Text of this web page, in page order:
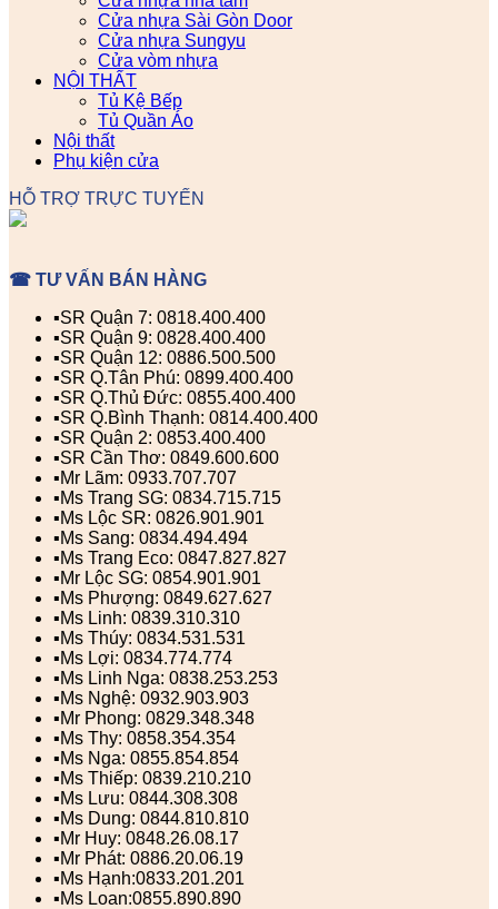
Cửa nhựa Sài Gòn Door
Cửa nhựa Sungyu
Cửa vòm nhựa
NỘI THẤT
Tủ Kệ Bếp
Tủ Quần Áo
Nội thất
Phụ kiện cửa
HỖ TRỢ TRỰC TUYẾN
☎ TƯ VẤN BÁN HÀNG
▪️SR Quận 7: 0818.400.400
▪️SR Quận 9: 0828.400.400
▪️SR Quận 12: 0886.500.500
▪️SR Q.Tân Phú: 0899.400.400
▪️SR Q.Thủ Đức: 0855.400.400
▪️SR Q.Bình Thạnh: 0814.400.400
▪️SR Quận 2: 0853.400.400
▪️SR Cần Thơ: 0849.600.600
▪️Mr Lãm: 0933.707.707
▪️Ms Trang SG: 0834.715.715
▪️Ms Lộc SR: 0826.901.901
▪️Ms Sang: 0834.494.494
▪️Ms Trang Eco: 0847.827.827
▪️Mr Lộc SG: 0854.901.901
▪️Ms Phượng: 0849.627.627
▪️Ms Linh: 0839.310.310
▪️Ms Thúy: 0834.531.531
▪️Ms Lợi: 0834.774.774
▪️Ms Linh Nga: 0838.253.253
▪️Ms Nghệ: 0932.903.903
▪️Mr Phong: 0829.348.348
▪️Ms Thy: 0858.354.354
▪️Ms Nga: 0855.854.854
▪️Ms Thiếp: 0839.210.210
▪️Ms Lưu: 0844.308.308
▪️Ms Dung: 0844.810.810
▪️Mr Huy: 0848.26.08.17
▪️Mr Phát: 0886.20.06.19
▪️Ms Hạnh:0833.201.201
▪️Ms Loan:0855.890.890